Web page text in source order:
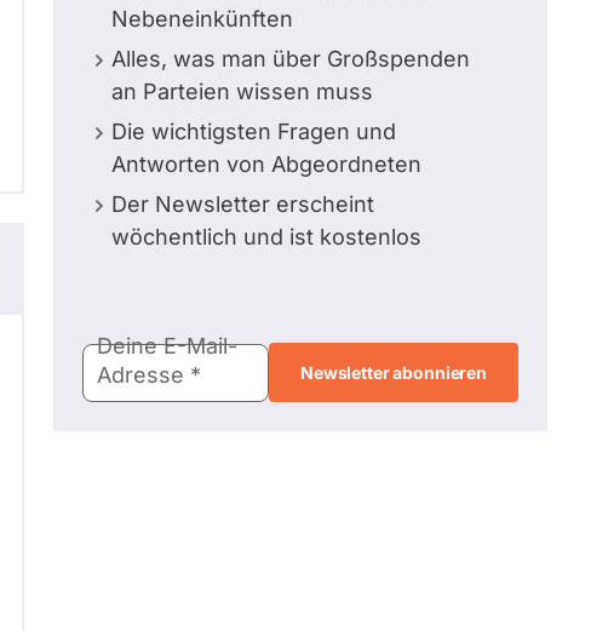
Nebeneinkünften
Alles, was man über Großspenden
an Parteien wissen muss
Die wichtigsten Fragen und
Antworten von Abgeordneten
Der Newsletter erscheint
wöchentlich und ist kostenlos
Mail-
Adresse
Deine E-Mail-
Adresse